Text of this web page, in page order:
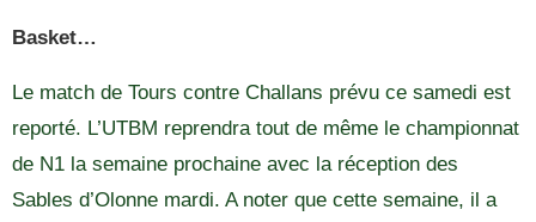
Basket…
Le match de Tours contre Challans prévu ce samedi est
reporté. L’UTBM reprendra tout de même le championnat
de N1 la semaine prochaine avec la réception des
Sables d’Olonne mardi. A noter que cette semaine, il a